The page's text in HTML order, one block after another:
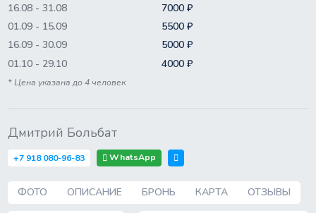
16.08 - 31.08
7000 ₽
01.09 - 15.09
5500 ₽
16.09 - 30.09
5000 ₽
01.10 - 29.10
4000 ₽
* Цена указана до 4 человек
Дмитрий Больбат
+7 918 080-96-83 WhatsApp
ФОТО ОПИСАНИЕ БРОНЬ КАРТА ОТЗЫВЫ